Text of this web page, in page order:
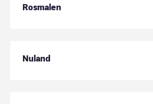
Rosmalen
Nuland